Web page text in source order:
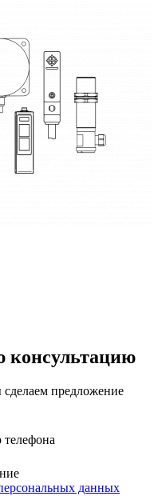
консультацию
предложение
данных